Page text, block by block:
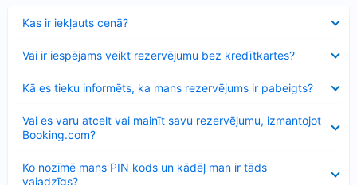
Kas ir iekļauts cenā?
Vai ir iespējams veikt rezervējumu bez kredītkartes?
Kā es tieku informēts, ka mans rezervējums ir pabeigts?
Vai es varu atcelt vai mainīt savu rezervējumu, izmantojot
Booking.com?
Ko nozīmē mans PIN kods un kādēļ man ir tāds
vajadzīgs?